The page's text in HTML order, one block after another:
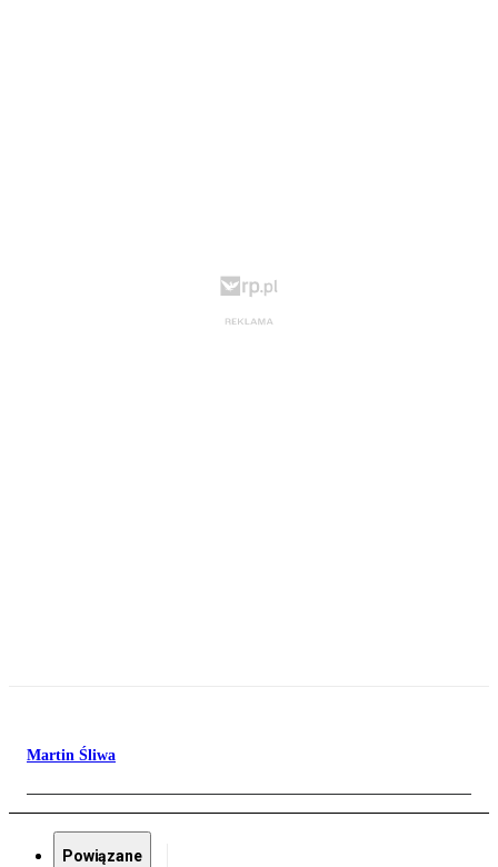
Martin Śliwa
Powiązane